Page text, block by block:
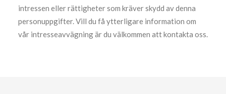
intressen eller rättigheter som kräver skydd av denna
personuppgifter. Vill du få ytterligare information om
vår intresseavvägning är du välkommen att kontakta oss.